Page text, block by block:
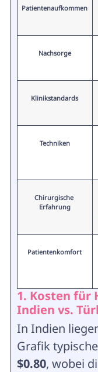
Patientenaufkommen
Nachsorge
Klinikstandards
Techniken
Chirurgische
Erfahrung
Patientenkomfort
1. Kosten für
Indien vs.
In Indien
Grafik
$0.80, wobei